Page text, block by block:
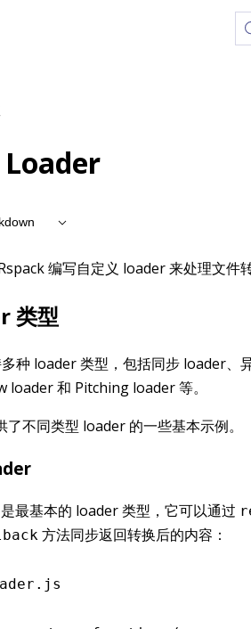
the full documentation
Loader
编写自定义 loader 来处理文件转
类型
种 loader 类型，包括同步 loader、
loader 和 Pitching loader 等。
了不同类型 loader 的一些基本示例。
最基本的 loader 类型，它可以通过
方法同步返回转换后的内容：